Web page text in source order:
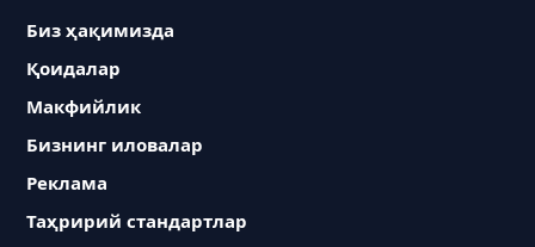
Биз ҳақимизда
Қоидалар
Макфийлик
Бизнинг иловалар
Реклама
Таҳририй стандартлар